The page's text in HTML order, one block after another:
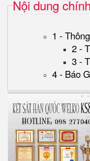
Nội dung
1 -
2 -
3 -
4 - Báo